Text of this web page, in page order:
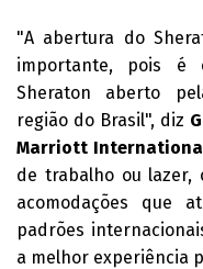
"A abertura do
importante, pois é
Sheraton aberto
região do Brasil", diz
Marriott
de trabalho ou lazer,
acomodações que
padrões
a melhor experiência